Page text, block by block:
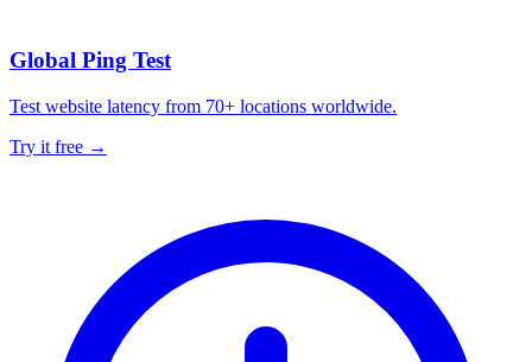
Global Ping Test
Test website latency from 70+ locations worldwide.
Try it free →